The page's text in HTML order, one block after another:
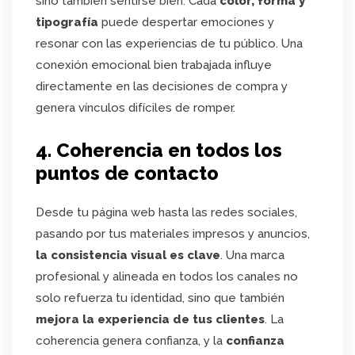
tipografía puede despertar emociones y
resonar con las experiencias de tu público. Una
conexión emocional bien trabajada influye
directamente en las decisiones de compra y
genera vínculos difíciles de romper.
4. Coherencia en todos los
puntos de contacto
Desde tu página web hasta las redes sociales,
pasando por tus materiales impresos y anuncios,
la consistencia visual es clave. Una marca
profesional y alineada en todos los canales no
solo refuerza tu identidad, sino que también
mejora la experiencia de tus clientes. La
coherencia genera confianza, y la confianza